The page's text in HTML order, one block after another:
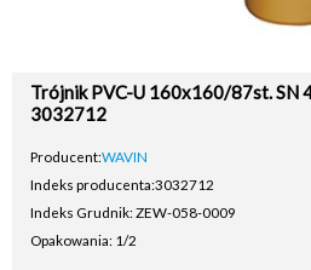
Trójnik PVC-U 160x160/87st. SN
3032712
Producent:WAVIN
Indeks producenta:3032712
Indeks Grudnik: ZEW-058-0009
Opakowania: 1/2